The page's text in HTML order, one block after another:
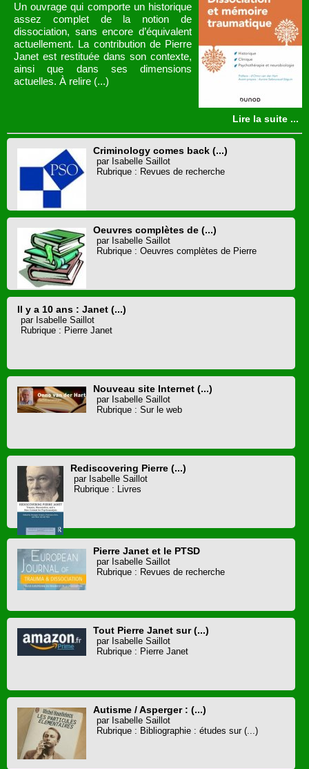
Un ouvrage qui comporte un historique
assez complet de la notion de
dissociation, sans encore d’équivalent
actuellement. La contribution de Pierre
Janet est restituée dans son contexte,
ainsi que dans ses dimensions
actuelles. À relire (...)
Lire la suite ...
Criminology comes back (...)
par Isabelle Saillot
Rubrique : Revues de recherche
Oeuvres complètes de (...)
par Isabelle Saillot
Rubrique : Oeuvres complètes de Pierre
Il y a 10 ans : Janet (...)
par Isabelle Saillot
Rubrique : Pierre Janet
Nouveau site Internet (...)
par Isabelle Saillot
Rubrique : Sur le web
Rediscovering Pierre (...)
par Isabelle Saillot
Rubrique : Livres
Pierre Janet et le PTSD
par Isabelle Saillot
Rubrique : Revues de recherche
Tout Pierre Janet sur (...)
par Isabelle Saillot
Rubrique : Pierre Janet
Autisme / Asperger : (...)
par Isabelle Saillot
Rubrique : Bibliographie : études sur (...)